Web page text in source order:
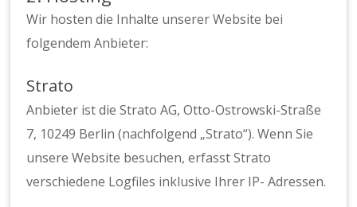
Wir hosten die Inhalte unserer Website bei
folgendem Anbieter:
Strato
Anbieter ist die Strato AG, Otto-Ostrowski-Straße
7, 10249 Berlin (nachfolgend „Strato“). Wenn Sie
unsere Website besuchen, erfasst Strato
verschiedene Logfiles inklusive Ihrer IP- Adressen.